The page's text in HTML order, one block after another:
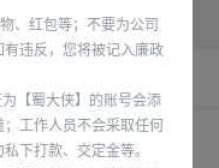
、红包等；不要为公司
违反，您将被记入廉政
【蜀大侠】的账号会添
工作人员不会采取任何
下打款、交定金等。